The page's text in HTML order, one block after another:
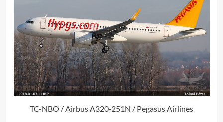
TC-NBO / Airbus A320-251N / Pegasus Airlines